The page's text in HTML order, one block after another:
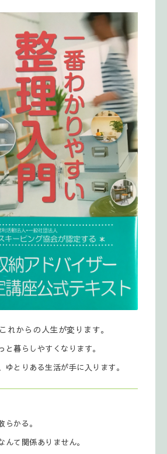
れからの人生が変ります。
と暮らしやすくなります。
ゆとりある生活が手に入ります。
らかる。
んて関係ありません。